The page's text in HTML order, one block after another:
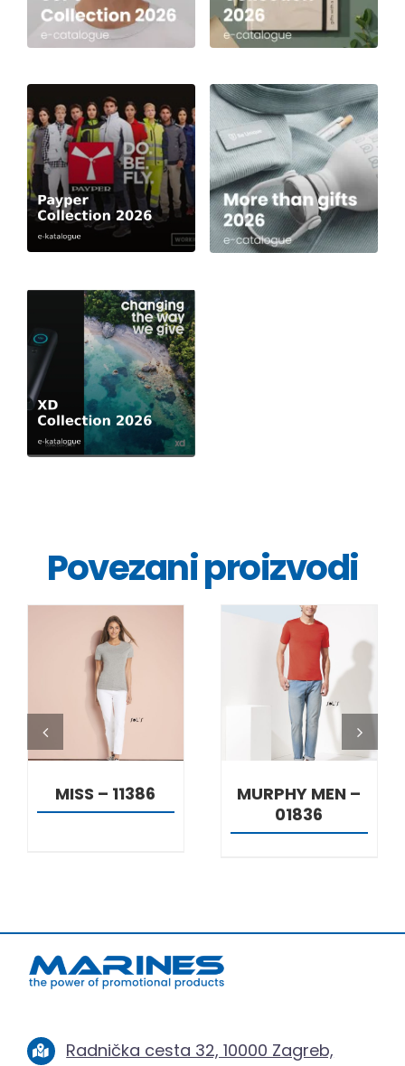
Povezani proizvodi
DETALJI
MISS – 11386
DETALJI
MURPHY MEN –
01836
Radnička cesta 32, 10000 Zagreb,